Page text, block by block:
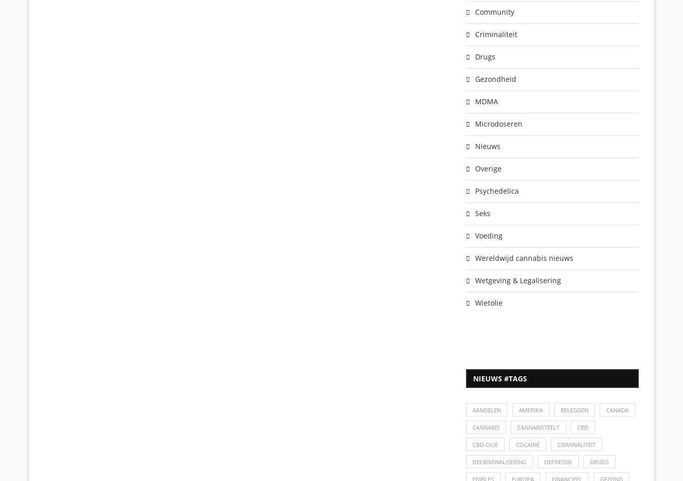
Community
Criminaliteit
Drugs
Gezondheid
MDMA
Microdoseren
Nieuws
Overige
Psychedelica
Seks
Voeding
Wereldwijd cannabis nieuws
Wetgeving & Legalisering
Wietolie
NIEUWS #TAGS
AANDELEN AMERIKA BELEGGEN CANADA
CANNABIS CANNABISTEELT CBD
CBD-OLIE COCAINE CRIMINALITEIT
DECRIMINALISERING DEPRESSIE DRUGS
EDIBLES EUROPA FINANCIEEL GEZOND